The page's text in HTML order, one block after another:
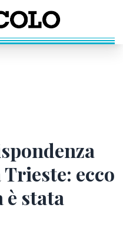
ecco
è stata